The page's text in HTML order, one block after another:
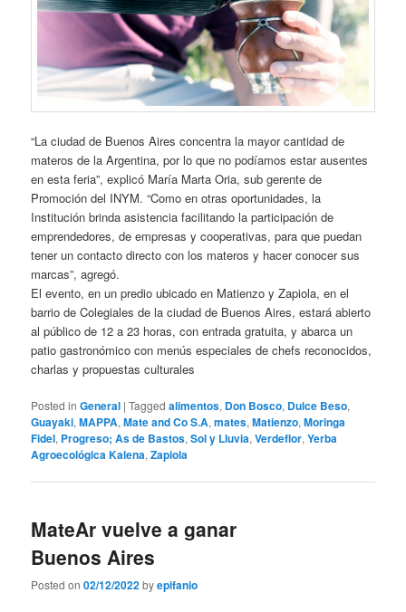
“La ciudad de Buenos Aires concentra la mayor cantidad de
materos de la Argentina, por lo que no podíamos estar ausentes
en esta feria”, explicó María Marta Oria, sub gerente de
Promoción del INYM. “Como en otras oportunidades, la
Institución brinda asistencia facilitando la participación de
emprendedores, de empresas y cooperativas, para que puedan
tener un contacto directo con los materos y hacer conocer sus
marcas”, agregó.
El evento, en un predio ubicado en Matienzo y Zapiola, en el
barrio de Colegiales de la ciudad de Buenos Aires, estará abierto
al público de 12 a 23 horas, con entrada gratuita, y abarca un
patio gastronómico con menús especiales de chefs reconocidos,
charlas y propuestas culturales
Posted in General |Tagged alimentos, Don Bosco, Dulce Beso,
Guayaki,MAPPA,Mate and Co S.A,mates,Matienzo,Moringa
Fidel, Progreso; As de Bastos,Sol y Lluvia,Verdeflor,Yerba
Agroecológica Kalena,Zapiola
MateAr vuelve a ganar
Buenos Aires
Posted on02/12/2022byepifanio